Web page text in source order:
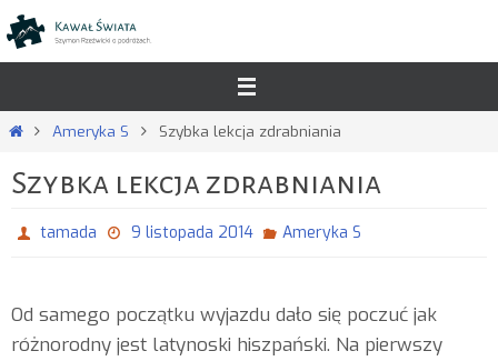
Przejdź
do
StronaAmeryka S Szybka lekcja zdrabniania
Szybka lekcja zdrabniania
tamada 9 listopada 2014 Ameryka S
Od samego początku wyjazdu dało się poczuć jak
różnorodny jest latynoski hiszpański. Na pierwszy